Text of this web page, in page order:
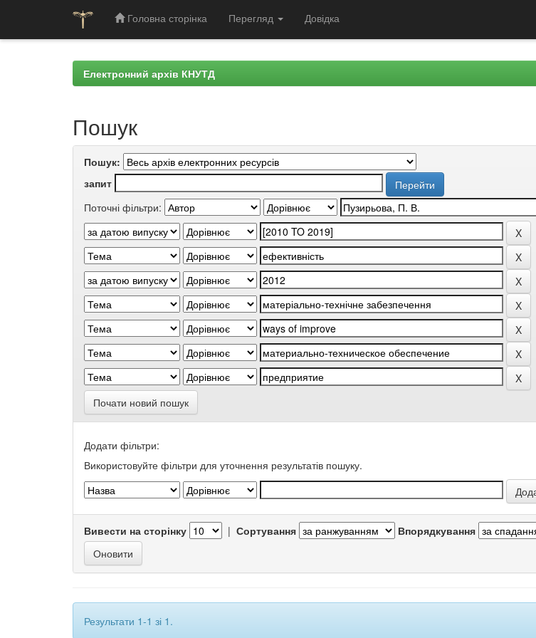
Головна сторінка Перегляд Довідка
Електронний архів КНУТД
Пошук
Пошук:
запит
Поточні фільтри:
Почати новий пошук
Додати фільтри:
Використовуйте фільтри для уточнення результатів пошуку.
Вивести на сторінку | Сортування Впорядкування
Результати 1-1 зі 1.